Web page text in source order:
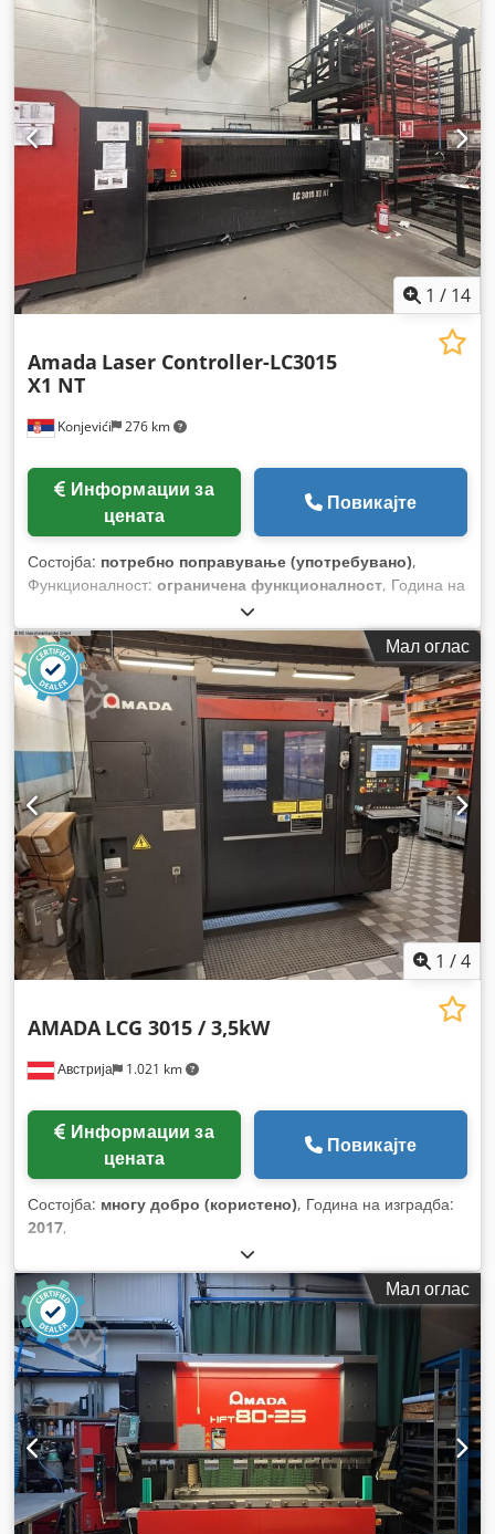
1 / 14
Konjevići 276 km
Amada Laser Controller-LC3015
X1 NT
цената
Повикајте
Состојба: потребно поправување (употребувано),
Функционалност: ограничена функционалност, Година на
, работни часови:
управување:NC контрола, степен на автоматизација:
полуавтоматски, тип на ласер:CO₂ ласер, часови на
ласер:22.804 h, моќност на ласерот:4.000 W
, макс.
дебелина на лим:22 мм, максимална дебелина на челичен
22 мм
, максимална дебелина на лим од не'рѓосувачки
челик:8 мм, макс. дебелина на алуминиев лист:6 мм,
должина на масата:
3.000 мм, ширина на масата:1.500 мм,
работна должина:
3.000 мм, работна ширина:3.000 мм,
Мал оглас
1 /4
Австрија 1.021 km
AMADA LCG 3015 / 3,5kW
цената
Повикајте
Состојба: многу добро (користено), Година на изградба:
2017,
Мал оглас